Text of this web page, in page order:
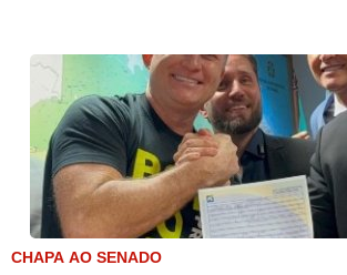
CHAPA AO SENADO